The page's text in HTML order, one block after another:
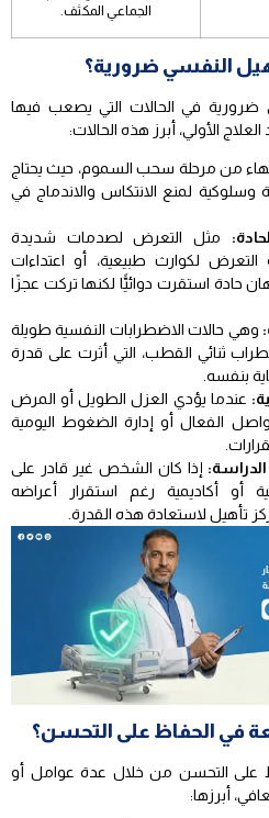
الجماعي المكثف.
النفسي ضرورية؟
ضرورية في الحالات التي يصعب فيها
الأولي، أبرز هذه الحالات:
من مرحلة سحب السموم، حيث يحتاج
وسلوكية لمنع الانتكاس والاندماج في
مثل التعرض لصدمات شديدة
لكوارث طبيعية، أو اعتداءات
حادة استقرت دوائيًّا لكنها تركت عجزًا
وهي حالات الاضطرابات النفسية طويلة
ثنائي القطب، التي أثرت على قدرة
بنفسه.
عندما يؤدي العزل الطويل أو المرض
الفعال أو إدارة الضغوط اليومية
إذا كان الشخص غير قادر على
أو أكاديمية رغم استقرار أعراضه
تأهيل لاستعادة هذه القدرة.
في الحفاظ على التحسن؟
على التحسن من خلال عدة عوامل أو
أبرزها: